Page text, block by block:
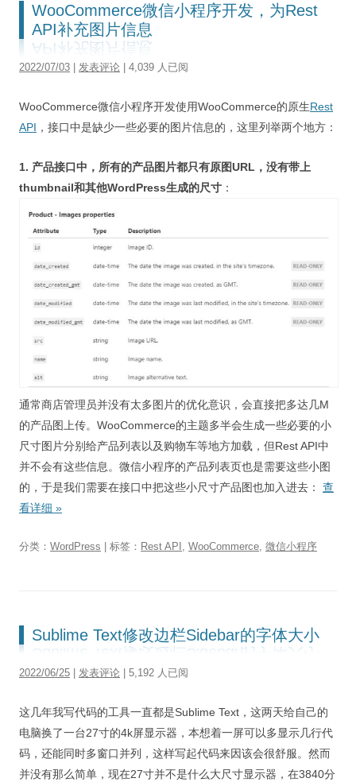
WooCommerce微信小程序开发，为Rest
API补充图片信息
2022/07/03 | 发表评论 | 4,039 人已阅
WooCommerce微信小程序开发使用WooCommerce的原生Rest
API ，接口中是缺少一些必要的图片信息的，这里列举两个地方：
1. 产品接口中，所有的产品图片都只有原图URL，没有带上
thumbnail和其他WordPress生成的尺寸 ：
通常商店管理员并没有太多图片的优化意识，会直接把多达几M
的产品图上传。WooCommerce的主题多半会生成一些必要的小
尺寸图片分别给产品列表以及购物车等地方加载，但Rest API中
并不会有这些信息。微信小程序的产品列表页也是需要这些小图
的，于是我们需要在接口中把这些小尺寸产品图也加入进去： 查
看详细 »
分类： WordPress | 标签： Rest API , WooCommerce, 微信小程序
Sublime Text修改边栏Sidebar的字体大小
2022/06/25 | 发表评论 | 5,192 人已阅
这几年我写代码的工具一直都是Sublime Text，这两天给自己的
电脑换了一台27寸的4k屏显示器，本想着一屏可以多显示几行代
码，还能同时多窗口并列，这样写起代码来因该会很舒服。然而
并没有那么简单，现在27寸并不是什么大尺寸显示器，在3840分